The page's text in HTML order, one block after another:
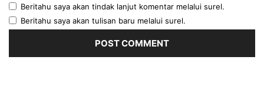
Beritahu saya akan tindak lanjut komentar melalui surel.
Beritahu saya akan tulisan baru melalui surel.